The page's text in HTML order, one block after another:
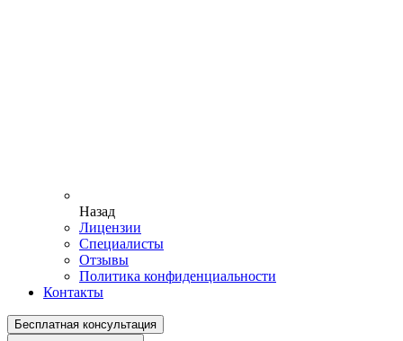
Назад
Лицензии
Специалисты
Отзывы
Политика конфиденциальности
Контакты
Бесплатная консультация